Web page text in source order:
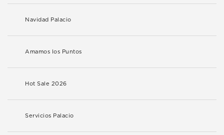
Navidad Palacio
Amamos los Puntos
Hot Sale 2026
Servicios Palacio